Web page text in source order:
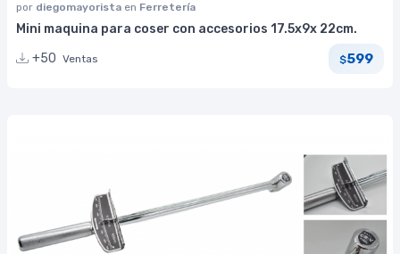
por diegomayorista en Ferretería
Mini maquina para coser con accesorios 17.5x9x 22cm.
+50 Ventas $599